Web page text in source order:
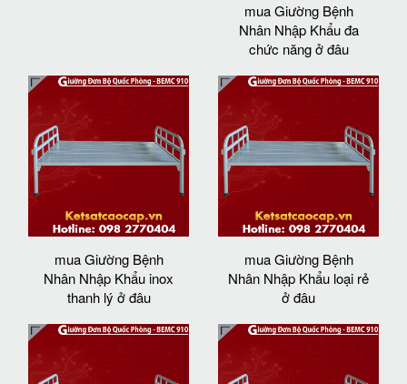
mua Giường Bệnh
Nhân Nhập Khẩu đa
chức năng ở đâu
mua Giường Bệnh
Nhân Nhập Khẩu inox
thanh lý ở đâu
mua Giường Bệnh
Nhân Nhập Khẩu loại rẻ
ở đâu